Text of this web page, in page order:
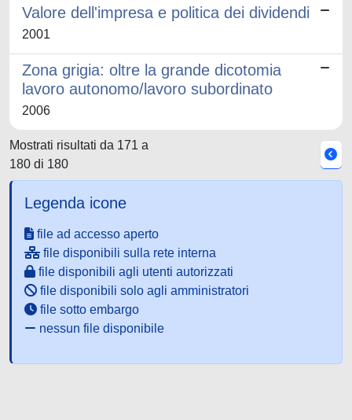
Valore dell'impresa e politica dei dividendi
2001
Zona grigia: oltre la grande dicotomia
lavoro autonomo/lavoro subordinato
2006
Mostrati risultati da 171 a
180 di 180
Legenda icone
file ad accesso aperto
file disponibili sulla rete interna
file disponibili agli utenti autorizzati
file disponibili solo agli amministratori
file sotto embargo
nessun file disponibile